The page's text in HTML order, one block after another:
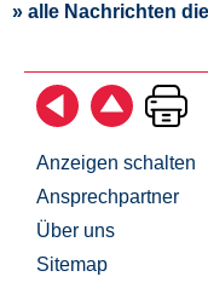
» alle Nachrichten
Anzeigen schalten
Ansprechpartner
Über uns
Sitemap